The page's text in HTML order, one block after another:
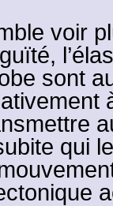
voir
sont
qui